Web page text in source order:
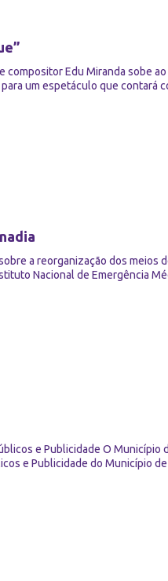
Edu Miranda sobe
um espetáculo que contará
a reorganização dos meios
Nacional de Emergência
e Publicidade O Município
e Publicidade do Município de